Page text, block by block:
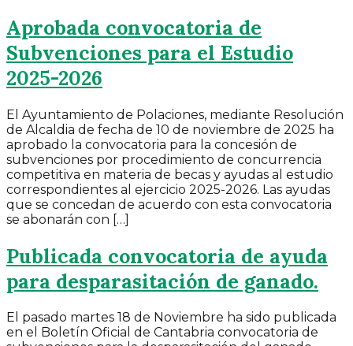
Aprobada convocatoria de
Subvenciones para el Estudio
2025-2026
El Ayuntamiento de Polaciones, mediante Resolución
de Alcaldia de fecha de 10 de noviembre de 2025 ha
aprobado la convocatoria para la concesión de
subvenciones por procedimiento de concurrencia
competitiva en materia de becas y ayudas al estudio
correspondientes al ejercicio 2025-2026. Las ayudas
que se concedan de acuerdo con esta convocatoria
se abonarán con […]
Publicada convocatoria de ayuda
para desparasitación de ganado.
El pasado martes 18 de Noviembre ha sido publicada
en el Boletín Oficial de Cantabria convocatoria de